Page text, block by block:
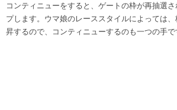
コンティニューをすると、ゲートの枠が再抽選
プします。ウマ娘のレーススタイルによっては
昇するので、コンティニューするのも一つの手で